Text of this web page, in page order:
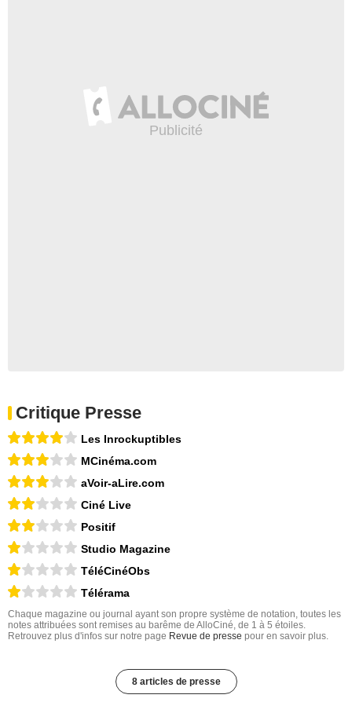
Critique Presse
Les Inrockuptibles
MCinéma.com
aVoir-aLire.com
Ciné Live
Positif
Studio Magazine
TéléCinéObs
Télérama
Chaque magazine ou journal ayant son propre système de notation, toutes les
notes attribuées sont remises au barême de AlloCiné, de 1 à 5 étoiles.
Retrouvez plus d'infos sur notre page Revue de presse pour en savoir plus.
8 articles de presse